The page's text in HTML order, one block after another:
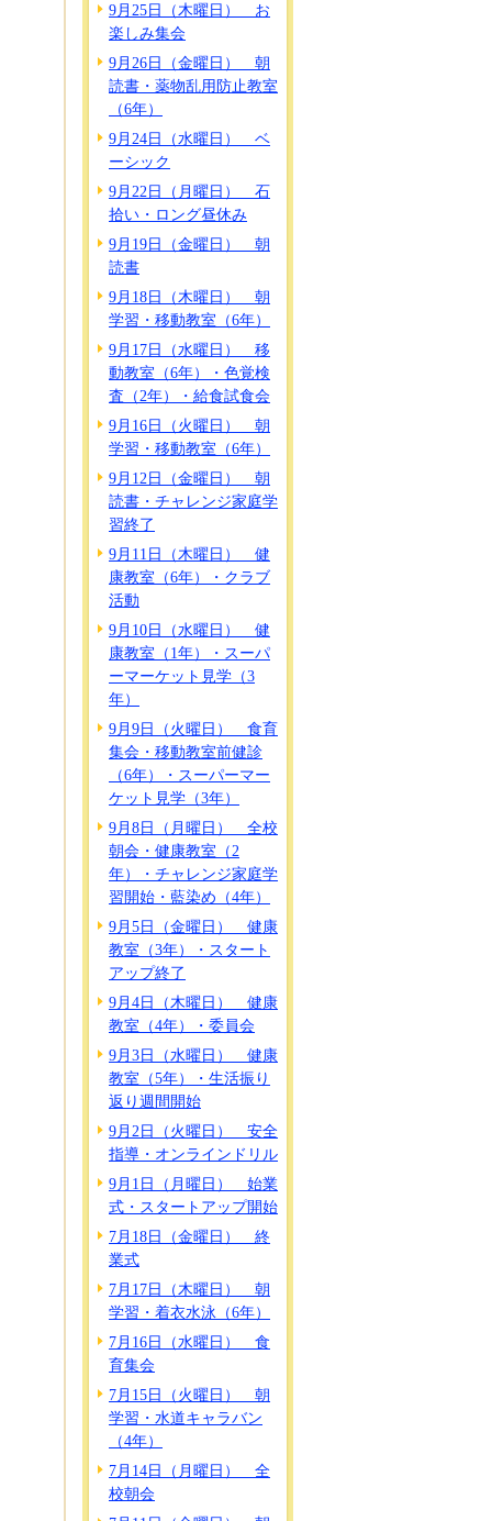
9月25日（木曜日） お
楽しみ集会
9月26日（金曜日） 朝
読書・薬物乱用防止教室
（6年）
9月24日（水曜日） ベ
ーシック
9月22日（月曜日） 石
拾い・ロング昼休み
9月19日（金曜日） 朝
読書
9月18日（木曜日） 朝
学習・移動教室（6年）
9月17日（水曜日） 移
動教室（6年）・色覚検
査（2年）・給食試食会
9月16日（火曜日） 朝
学習・移動教室（6年）
9月12日（金曜日） 朝
読書・チャレンジ家庭学
習終了
9月11日（木曜日） 健
康教室（6年）・クラブ
活動
9月10日（水曜日） 健
康教室（1年）・スーパ
ーマーケット見学（3
年）
9月9日（火曜日） 食育
集会・移動教室前健診
（6年）・スーパーマー
ケット見学（3年）
9月8日（月曜日） 全校
朝会・健康教室（2
年）・チャレンジ家庭学
習開始・藍染め（4年）
9月5日（金曜日） 健康
教室（3年）・スタート
アップ終了
9月4日（木曜日） 健康
教室（4年）・委員会
9月3日（水曜日） 健康
教室（5年）・生活振り
返り週間開始
9月2日（火曜日） 安全
指導・オンラインドリル
9月1日（月曜日） 始業
式・スタートアップ開始
7月18日（金曜日） 終
業式
7月17日（木曜日） 朝
学習・着衣水泳（6年）
7月16日（水曜日） 食
育集会
7月15日（火曜日） 朝
学習・水道キャラバン
（4年）
7月14日（月曜日） 全
校朝会